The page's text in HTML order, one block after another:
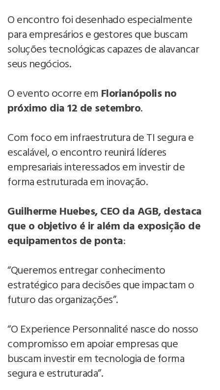
O encontro foi desenhado especialmente
para empresários e gestores que buscam
soluções tecnológicas capazes de alavancar
seus negócios.
O evento ocorre em Florianópolis no
próximo dia 12 de setembro.
Com foco em infraestrutura de TI segura e
escalável, o encontro reunirá líderes
empresariais interessados em investir de
forma estruturada em inovação.
Guilherme Huebes, CEO da AGB, destaca
que o objetivo é ir além da exposição de
equipamentos de ponta:
“Queremos entregar conhecimento
estratégico para decisões que impactam o
futuro das organizações”.
“O Experience Personnalité nasce do nosso
compromisso em apoiar empresas que
buscam investir em tecnologia de forma
segura e estruturada”.